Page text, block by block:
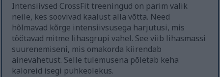
Intensiivsed CrossFit treeningud on parim valik
neile, kes soovivad kaalust alla võtta. Need
hõlmavad kõrge intensiivsusega harjutusi, mis
töötavad mitme lihasgrupi vahel. See viib lihasmassi
suurenemiseni, mis omakorda kiirendab
ainevahetust. Selle tulemusena põletab keha
kaloreid isegi puhkeolekus.